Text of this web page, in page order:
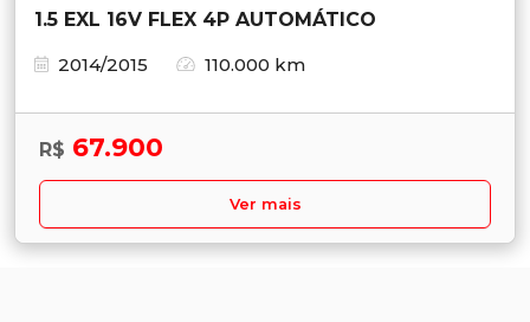
1.5 EXL 16V FLEX 4P AUTOMÁTICO
2014/2015
110.000 km
R$ 67.900
Ver mais